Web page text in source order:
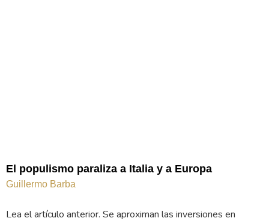
El populismo paraliza a Italia y a Europa
Guillermo Barba
Lea el artículo anterior. Se aproximan las inversiones en